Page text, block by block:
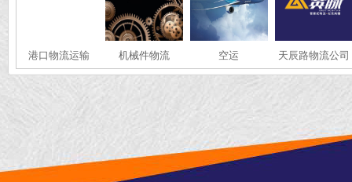
港口物流运输 机械件物流 空运 天辰路物流公司